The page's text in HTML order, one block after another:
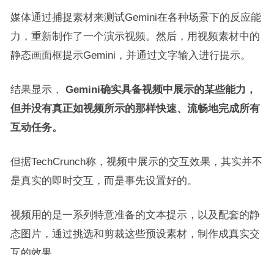
媒体通过捕捉素材来测试Gemini在各种场景下的反应能
力，重新制作了一个演示视频。然后，用视频素材中的
静态画面框提示Gemini，并通过文字输入进行提示。
结果显示， Gemini确实具备视频中展示的某些能力，
但并没有真正如视频所示的那样快速、流畅地完成所有
互动任务。
但据TechCrunch称，视频中展示的交互效果，其实并不
是真实的即时交互，而是事先设置好的。
视频用的是一系列特意准备的文本提示，以及配套的静
态图片，通过挑选和剪裁这些预设素材，制作成真实交
互的效果。